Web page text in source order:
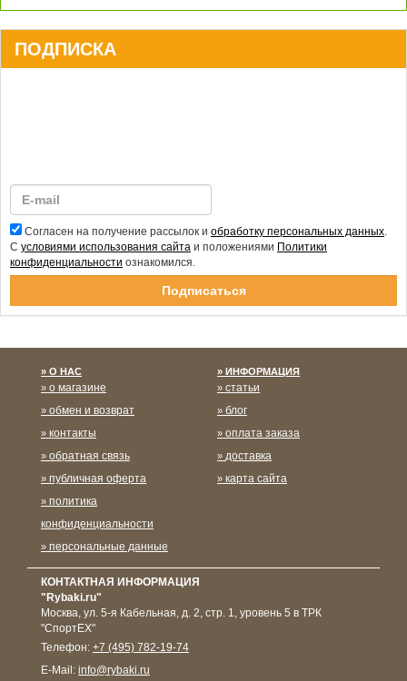
ПОДПИСКА
Согласен на получение рассылок и обработку персональных данных
С условиями использования сайта и положениями Политики
конфиденциальности ознакомился.
О НАС
о магазине
обмен и возврат
контакты
обратная связь
публичная оферта
политика
конфиденциальности
персональные данные
ИНФОРМАЦИЯ
статьи
блог
оплата заказа
доставка
карта сайта
КОНТАКТНАЯ ИНФОРМАЦИЯ
"Rybaki.ru"
Москва, ул. 5-я Кабельная, д. 2, стр. 1, уровень 5 в ТРК
"СпортЕХ"
Телефон: +7 (495) 782-19-74
E-Mail: info@rybaki.ru